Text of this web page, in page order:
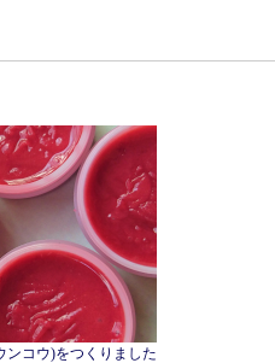
ンコウ)をつくりました